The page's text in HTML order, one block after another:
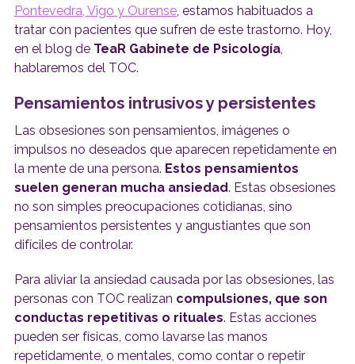
Pontevedra, Vigo y Ourense, estamos habituados a
tratar con pacientes que sufren de este trastorno. Hoy,
en el blog de TeaR Gabinete de Psicología,
hablaremos del TOC.
Pensamientos intrusivos y persistentes
Las obsesiones son pensamientos, imágenes o
impulsos no deseados que aparecen repetidamente en
la mente de una persona. Estos pensamientos
suelen generan mucha ansiedad. Estas obsesiones
no son simples preocupaciones cotidianas, sino
pensamientos persistentes y angustiantes que son
difíciles de controlar.
Para aliviar la ansiedad causada por las obsesiones, las
personas con TOC realizan compulsiones, que son
conductas repetitivas o rituales. Estas acciones
pueden ser físicas, como lavarse las manos
repetidamente, o mentales, como contar o repetir